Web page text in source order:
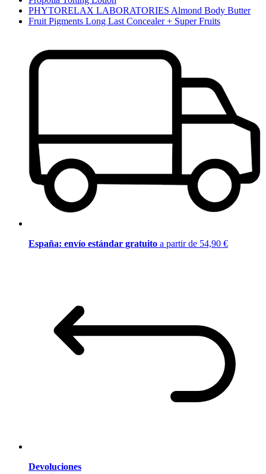
PHYTORELAX LABORATORIES Almond Body Butter
Fruit Pigments Long Last Concealer + Super Fruits
España: envío estándar gratuito a partir de 54,90 €
Devoluciones